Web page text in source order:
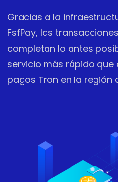
Gracias a la
FsfPay, las
completan lo antes
servicio más rápido
pagos Tron en la región